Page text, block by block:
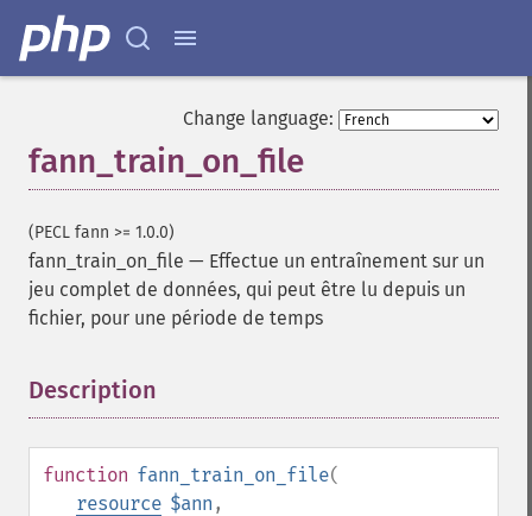
Change language:
fann_train_on_file
(PECL fann >= 1.0.0)
fann_train_on_file — Effectue un entraînement sur un
jeu complet de données, qui peut être lu depuis un
fichier, pour une période de temps
Description
function fann_train_on_file(
resource $ann ,